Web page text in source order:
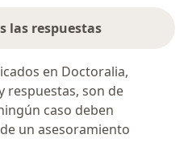
las respuestas
en Doctoralia,
respuestas, son de
caso deben
un asesoramiento